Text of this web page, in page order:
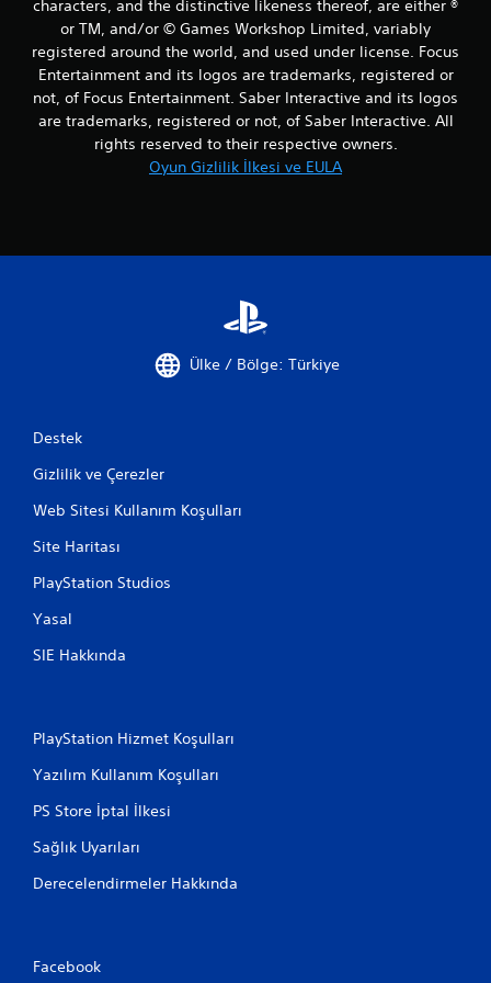
characters, and the distinctive likeness thereof, are either ®
or TM, and/or © Games Workshop Limited, variably
registered around the world, and used under license. Focus
Entertainment and its logos are trademarks, registered or
not, of Focus Entertainment. Saber Interactive and its logos
are trademarks, registered or not, of Saber Interactive. All
rights reserved to their respective owners.
Oyun Gizlilik İlkesi ve EULA
Ülke / Bölge: Türkiye
Destek
Gizlilik ve Çerezler
Web Sitesi Kullanım Koşulları
Site Haritası
PlayStation Studios
Yasal
SIE Hakkında
PlayStation Hizmet Koşulları
Yazılım Kullanım Koşulları
PS Store İptal İlkesi
Sağlık Uyarıları
Derecelendirmeler Hakkında
Facebook